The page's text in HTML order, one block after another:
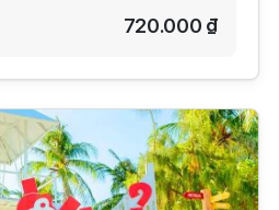
720.000 ₫